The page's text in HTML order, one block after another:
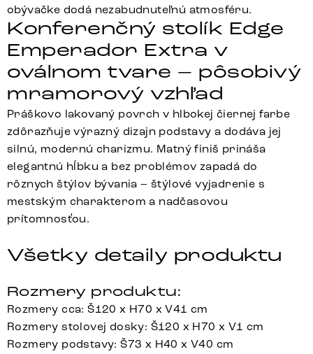
obývačke dodá nezabudnuteľnú atmosféru.
Konferenčný stolík Edge
Emperador Extra v
oválnom tvare – pôsobivý
mramorový vzhľad
Práškovo lakovaný povrch v hlbokej čiernej farbe
zdôrazňuje výrazný dizajn podstavy a dodáva jej
silnú, modernú charizmu. Matný finiš prináša
elegantnú hĺbku a bez problémov zapadá do
rôznych štýlov bývania – štýlové vyjadrenie s
mestským charakterom a nadčasovou
prítomnosťou.
Všetky detaily produktu
Rozmery produktu:
Rozmery cca: Š120 x H70 x V41 cm
Rozmery stolovej dosky: Š120 x H70 x V1 cm
Rozmery podstavy: Š73 x H40 x V40 cm